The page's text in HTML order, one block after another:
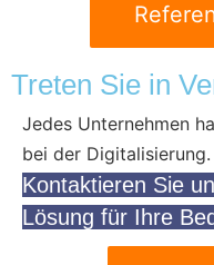
Treten Sie in
Jedes Unternehmen
bei der
Kontaktieren Sie
Lösung für Ihre